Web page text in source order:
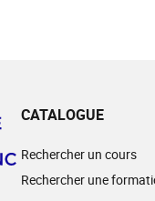
CATALOGUE
Rechercher un cours
Rechercher une